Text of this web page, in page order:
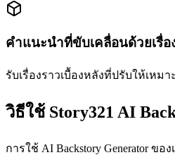
คำแนะนำที่ขับเคลื่อนด้วยเรื่อ
รับเรื่องราวเบื้องหลังที่ปรับให้เห
วิธีใช้ Story321 AI
การใช้ AI Backstory Generator